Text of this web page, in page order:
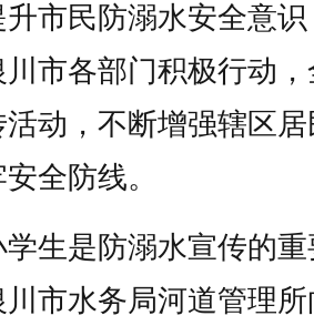
市民防溺水安全意
市各部门积极行动
活动，不断增强辖区
全防线。
是防溺水宣传的重
市水务局河道管理